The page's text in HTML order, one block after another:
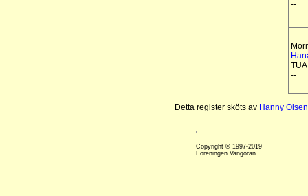
--
--
Detta register sköts av Hanny Olsen
Copyright © 1997-2019
Föreningen Vangoran